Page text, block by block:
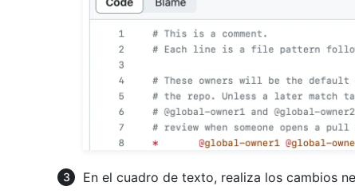
En el cuadro de texto, realiza los cambios